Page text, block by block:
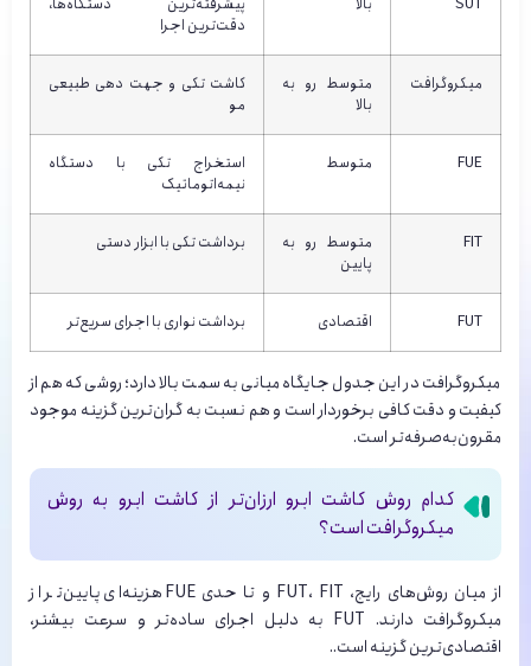
دقت‌ترین اجرا
میکروگرافت
متوسط رو به
بالا
کاشت تکی و جهت دهی طبیعی
مو
FUE متوسط
استخراج تکی با دستگاه
نیمه‌اتوماتیک
FIT
متوسط رو به
پایین
برداشت تکی با ابزار دستی
FUT اقتصادی برداشت نواری با اجرای سریع‌تر
میکروگرافت در این جدول جایگاه میانی به سمت بالا دارد؛ روشی که هم از
کیفیت و دقت کافی برخوردار است و هم نسبت به گران‌ترین گزینه موجود
مقرون‌به‌صرفه‌تر است.
کدام روش کاشت ابرو ارزان‌تر از کاشت ابرو به روش
میکروگرافت است؟
از میان روش‌های رایج، FUT، FIT و تا حدی FUE هزینه‌ای پایین‌تر از
میکروگرافت دارند. FUT به دلیل اجرای ساده‌تر و سرعت بیشتر،
اقتصادی‌ترین گزینه است..